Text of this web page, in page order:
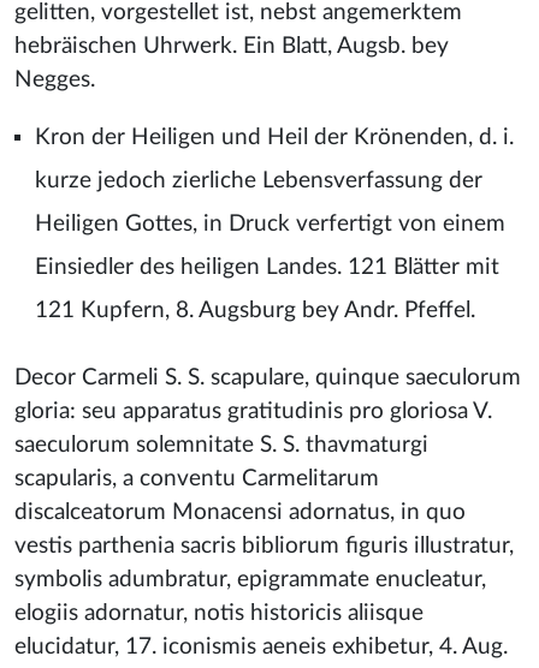
gelitten, vorgestellet ist, nebst angemerktem
hebräischen Uhrwerk. Ein Blatt, Augsb. bey
Negges.
Kron der Heiligen und Heil der Krönenden, d. i.
kurze jedoch zierliche Lebensverfassung der
Heiligen Gottes, in Druck verfertigt von einem
Einsiedler des heiligen Landes. 121 Blätter mit
121 Kupfern, 8. Augsburg bey Andr. Pfeffel.
Decor Carmeli S. S. scapulare, quinque saeculorum
gloria: seu apparatus gratitudinis pro gloriosa V.
saeculorum solemnitate S. S. thavmaturgi
scapularis, a conventu Carmelitarum
discalceatorum Monacensi adornatus, in quo
vestis parthenia sacris bibliorum figuris illustratur,
symbolis adumbratur, epigrammate enucleatur,
elogiis adornatur, notis historicis aliisque
elucidatur, 17. iconismis aeneis exhibetur, 4. Aug.